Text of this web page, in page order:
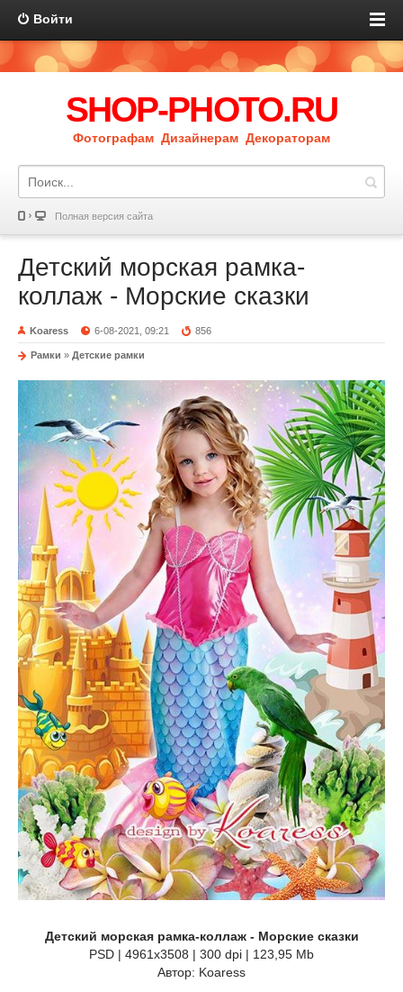
Войти
SHOP-PHOTO.RU
Фотографам Дизайнерам Декораторам
Полная версия сайта
Детский морская рамка-
коллаж - Морские сказки
Koaress 6-08-2021, 09:21 856
Рамки » Детские рамки
Детский морская рамка-коллаж - Морские сказки
PSD | 4961x3508 | 300 dpi | 123,95 Mb
Автор: Koaress